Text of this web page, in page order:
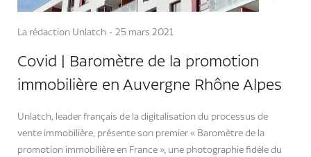
La rédaction Unlatch 25 mars 2021
Covid | Baromètre de la promotion
immobilière en Auvergne Rhône Alpes
Unlatch, leader français de la digitalisation du processus de
vente immobilière, présente son premier « Baromètre de la
promotion immobilière en France », une photographie fidèle du